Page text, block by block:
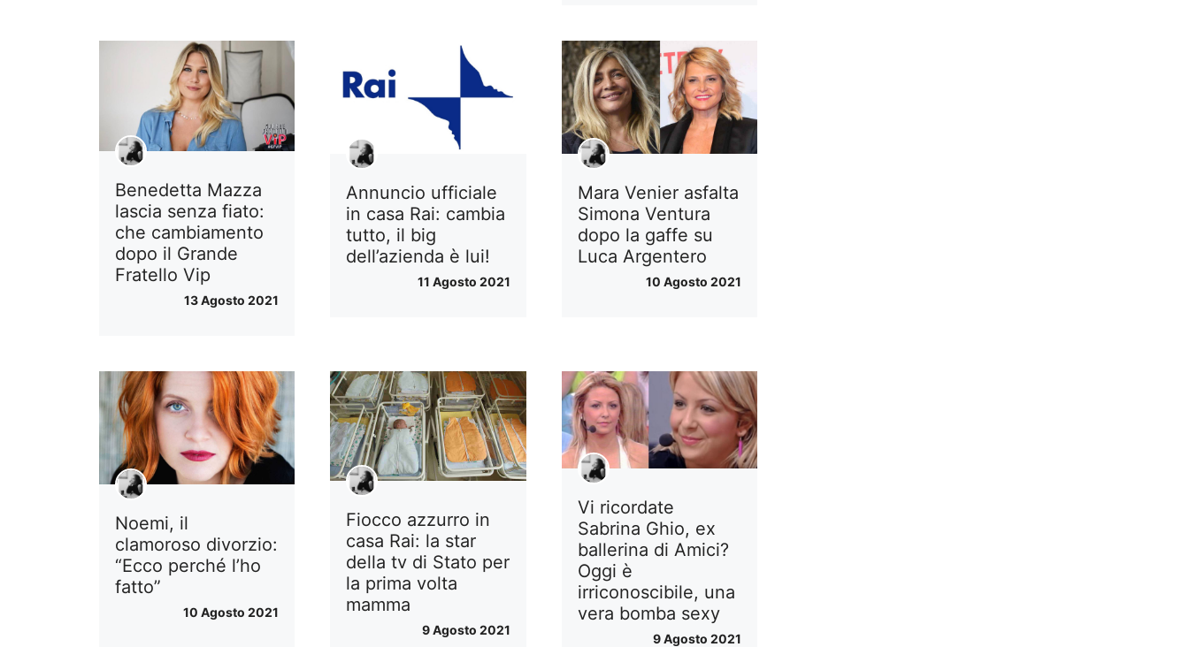
Benedetta Mazza
lascia senza fiato:
che cambiamento
dopo il Grande
Fratello Vip
13 Agosto 2021
Annuncio ufficiale
in casa Rai: cambia
tutto, il big
dell’azienda è lui!
11 Agosto 2021
Mara Venier asfalta
Simona Ventura
dopo la gaffe su
Luca Argentero
10 Agosto 2021
Noemi, il
clamoroso divorzio:
“Ecco perché l’ho
fatto”
10 Agosto 2021
Fiocco azzurro in
casa Rai: la star
della tv di Stato per
la prima volta
mamma
9 Agosto 2021
Vi ricordate
Sabrina Ghio, ex
ballerina di Amici?
Oggi è
irriconoscibile, una
vera bomba sexy
9 Agosto 2021